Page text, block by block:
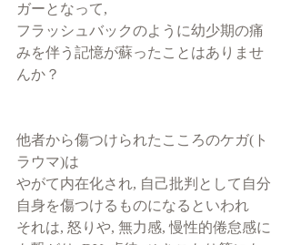
ガーとなって,
フラッシュバックのように幼少期の痛
みを伴う記憶が蘇ったことはありませ
んか？
他者から傷つけられたこころのケガ(ト
ラウマ)は
やがて内在化され, 自己批判として自分
自身を傷つけるものになるといわれ
それは, 怒りや, 無力感, 慢性的倦怠感に